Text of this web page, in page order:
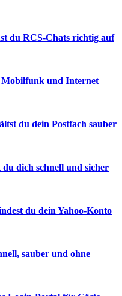
du RCS-Chats richtig auf
Mobilfunk und Internet
du dein Postfach sauber
dich schnell und sicher
du dein Yahoo-Konto
sauber und ohne